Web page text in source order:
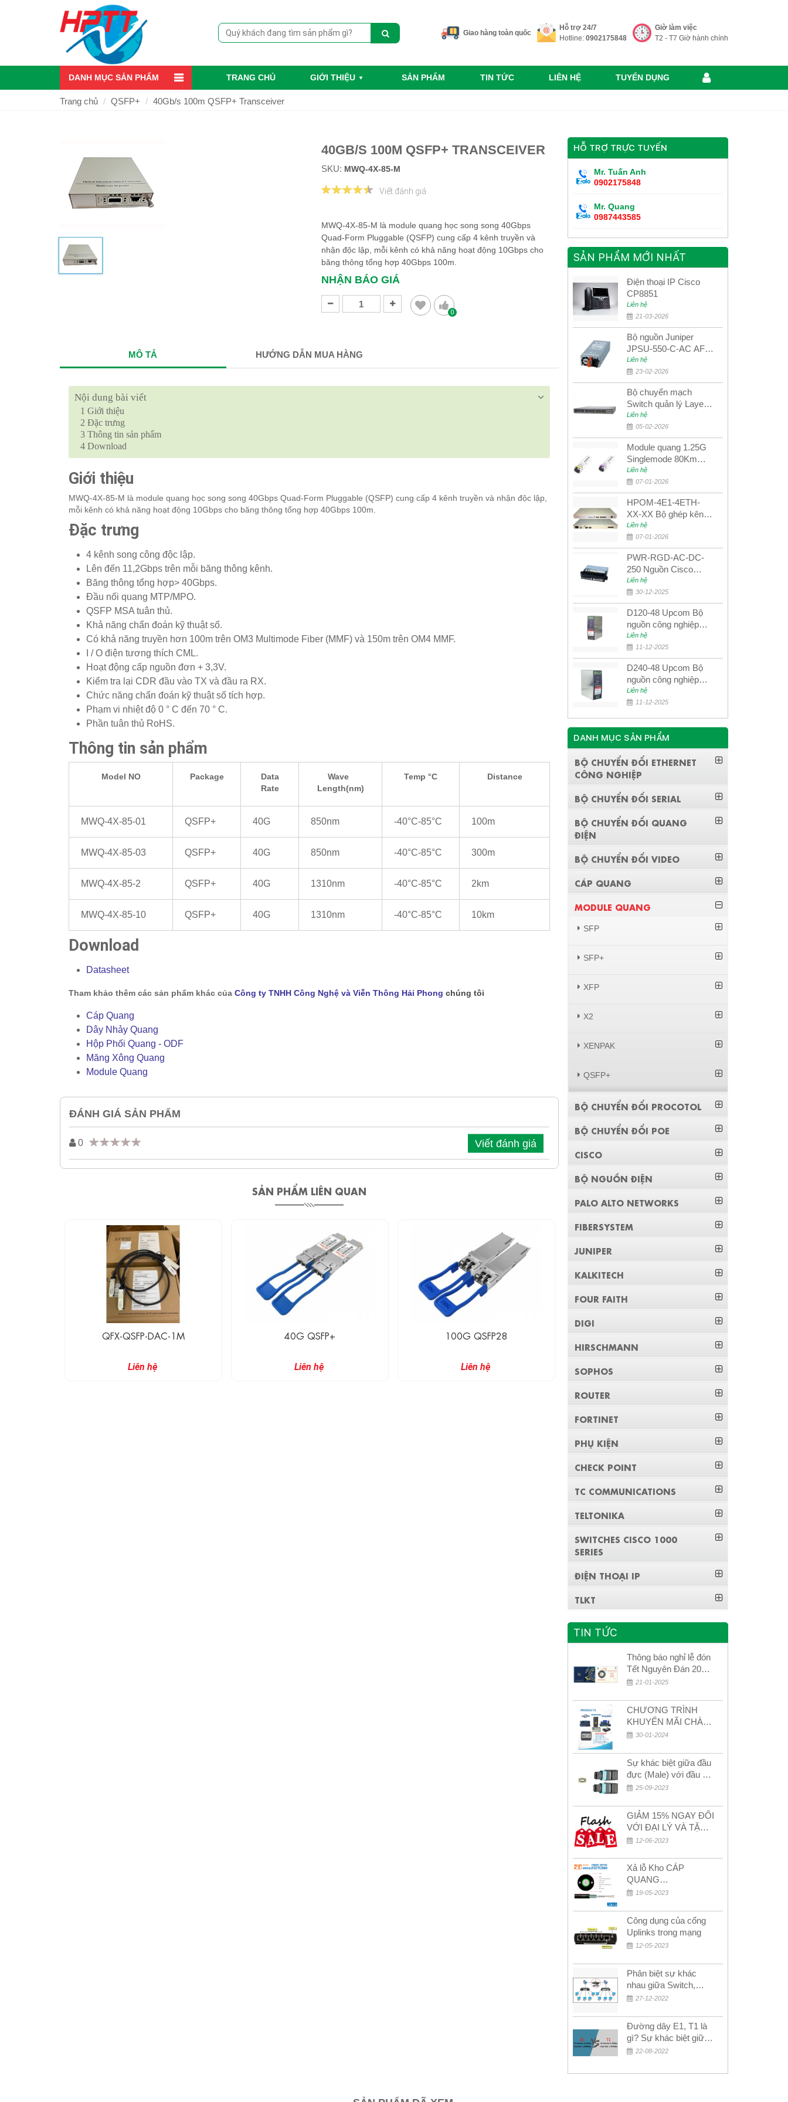
Giao hàng toàn quốc
Hỗ trợ 24/7
Hotline: 0902175848
Giờ làm việc
T2 - T7 Giờ hành chính
DANH MỤC SẢN PHẨM TRANG CHỦ GIỚI THIỆU SẢN PHẨM TIN TỨC LIÊN HỆ TUYỂN DỤNG
Trang chủ QSFP+ 40Gb/s 100m QSFP+ Transceiver
40GB/S 100M QSFP+ TRANSCEIVER
SKU: MWQ-4X-85-M
Viết đánh giá
MWQ-4X-85-M là module quang học song song 40Gbps
Quad-Form Pluggable (QSFP) cung cấp 4 kênh truyền và
nhận độc lập, mỗi kênh có khả năng hoạt động 10Gbps cho
băng thông tổng hợp 40Gbps 100m.
NHẬN BÁO GIÁ
0
MÔ TẢ HƯỚNG DẪN MUA HÀNG
Nội dung bài viết
1 Giới thiệu
2 Đặc trưng
3 Thông tin sản phẩm
4 Download
Giới thiệu
MWQ-4X-85-M là module quang học song song 40Gbps Quad-Form Pluggable (QSFP) cung cấp 4 kênh truyền và nhận độc lập,
mỗi kênh có khả năng hoạt động 10Gbps cho băng thông tổng hợp 40Gbps 100m.
Đặc trưng
4 kênh song công độc lập.
Lên đến 11,2Gbps trên mỗi băng thông kênh.
Băng thông tổng hợp> 40Gbps.
Đầu nối quang MTP/MPO.
QSFP MSA tuân thủ.
Khả năng chẩn đoán kỹ thuật số.
Có khả năng truyền hơn 100m trên OM3 Multimode Fiber (MMF) và 150m trên OM4 MMF.
I / O điện tương thích CML.
Hoạt động cấp nguồn đơn + 3,3V.
Kiểm tra lại CDR đầu vào TX và đầu ra RX.
Chức năng chẩn đoán kỹ thuật số tích hợp.
Phạm vi nhiệt độ 0 ° C đến 70 ° C.
Phần tuân thủ RoHS.
Thông tin sản phẩm
Model NO Package
Data
Rate
Wave
Length(nm)
Temp °C Distance
MWQ-4X-85-01 QSFP+ 40G 850nm -40°C-85°C 100m
MWQ-4X-85-03 QSFP+ 40G 850nm -40°C-85°C 300m
MWQ-4X-85-2 QSFP+ 40G 1310nm -40°C-85°C 2km
MWQ-4X-85-10 QSFP+ 40G 1310nm -40°C-85°C 10km
Download
Datasheet
Tham khảo thêm các sản phẩm khác của Công ty TNHH Công Nghệ và Viễn Thông Hải Phong chúng tôi
Cáp Quang
Dây Nhảy Quang
Hộp Phối Quang - ODF
Măng Xông Quang
Module Quang
ĐÁNH GIÁ SẢN PHẨM
0 Viết đánh giá
SẢN PHẨM LIÊN QUAN
QFX-QSFP-DAC-1M
Liên hệ
40G QSFP+
Liên hệ
100G QSFP28
Liên hệ
HỖ TRỢ TRỰC TUYẾN
Mr. Tuấn Anh
0902175848
Mr. Quang
0987443585
SẢN PHẨM MỚI NHẤT
Điện thoại IP Cisco
CP8851
Liên hệ
21-03-2026
Bộ nguồn Juniper
JPSU-550-C-AC AFO
nguồn AC công suất
550W dùng cho dòng
switch Juniper
Networks EX4400
Liên hệ
23-02-2026
Bộ chuyển mạch
Switch quản lý Layer 3
Juniper QFX5100-48S
Liên hệ
05-02-2026
Module quang 1.25G
Singlemode 80Km
UPCOM MWS-12-45-
80AD/MWS-12-54-
80BD
Liên hệ
07-01-2026
HPOM-4E1-4ETH-
XX-XX Bộ ghép kênh
quang quản lý SDH
4E1+4ETH+RS232
Liên hệ
07-01-2026
PWR-RGD-AC-DC-
250 Nguồn Cisco
Industrial 250W
PoE/PoE+
Liên hệ
30-12-2025
D120-48 Upcom Bộ
nguồn công nghiệp
đầu ra đơn 120W
48VDC
Liên hệ
11-12-2025
D240-48 Upcom Bộ
nguồn công nghiệp
đầu ra đơn 240W
48VDC
Liên hệ
11-12-2025
DANH MỤC SẢN PHẨM
BỘ CHUYỂN ĐỔI ETHERNET
CÔNG NGHIỆP
BỘ CHUYỂN ĐỔI SERIAL
BỘ CHUYỂN ĐỔI QUANG
ĐIỆN
BỘ CHUYỂN ĐỔI VIDEO
CÁP QUANG
MODULE QUANG
SFP
SFP+
XFP
X2
XENPAK
QSFP+
BỘ CHUYỂN ĐỔI PROCOTOL
BỘ CHUYỂN ĐỔI POE
CISCO
BỘ NGUỒN ĐIỆN
PALO ALTO NETWORKS
FIBERSYSTEM
JUNIPER
KALKITECH
FOUR FAITH
DIGI
HIRSCHMANN
SOPHOS
ROUTER
FORTINET
PHỤ KIỆN
CHECK POINT
TC COMMUNICATIONS
TELTONIKA
SWITCHES CISCO 1000
SERIES
ĐIỆN THOẠI IP
TLKT
TIN TỨC
Thông báo nghỉ lễ đón
Tết Nguyên Đán 2026
– Xuân Bính Ngọ!
21-01-2025
CHƯƠNG TRÌNH
KHUYẾN MÃI CHÀO
MỪNG NĂM MỚI
30-01-2024
Sự khác biệt giữa đầu
đực (Male) với đầu cái
(Female) trong bộ đầu
25-09-2023
GIẢM 15% NGAY ĐỐI
VỚI ĐẠI LÝ VÀ TẶNG
QUÀ KHÁCH HÀNG
12-06-2023
Xả lỗ Kho CÁP
QUANG
MULTIMODE CÁP
MULTIMODE 4-8-12-
24Fo SỢI OM1-OM2-
OM3 Siêu Rẻ 5k
19-05-2023
Công dụng của cổng
Uplinks trong mạng
12-05-2023
Phân biệt sự khác
nhau giữa Switch,
Router và Hub
27-12-2022
Đường dây E1, T1 là
gì? Sự khác biệt giữa
E1 và T1
22-08-2022